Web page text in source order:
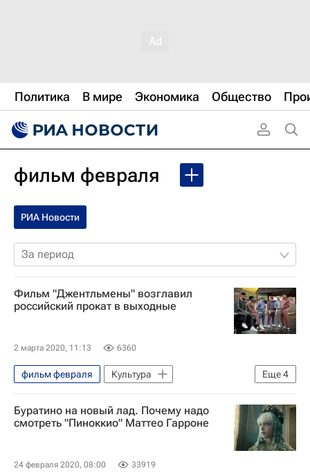
Политика В мире Экономика Общество
фильм февраля
РИА Новости
За период
Фильм "Джентльмены" возглавил
российский прокат в выходные
2 марта 2020, 11:13 6360
Еще4
фильм февраля
Культура
Новости культуры
фильмы 2020
фильмы недели
Кино
Буратино на новый лад. Почему надо
смотреть "Пиноккио" Маттео Гарроне
24 февраля 2020, 08:00 33919